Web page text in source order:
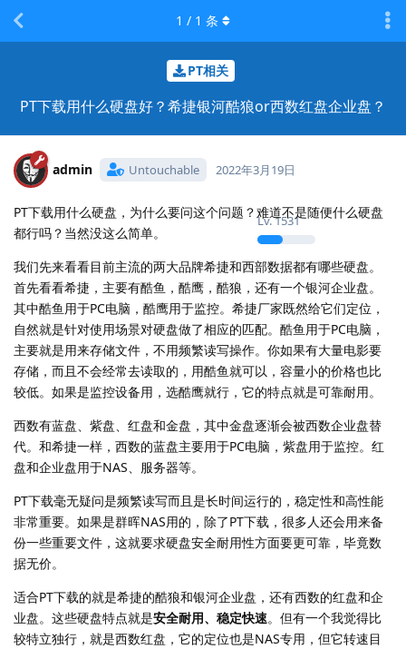
PT相关
PT下载用什么硬盘好？希捷银河酷狼or西数红盘企业盘？
1 / 1 条
admin Untouchable
Lv.1531
2022年3月19日
PT下载用什么硬盘，为什么要问这个问题？难道不是随便什么硬盘
都行吗？当然没这么简单。
我们先来看看目前主流的两大品牌希捷和西部数据都有哪些硬盘。
首先看看希捷，主要有酷鱼，酷鹰，酷狼，还有一个银河企业盘。
其中酷鱼用于PC电脑，酷鹰用于监控。希捷厂家既然给它们定位，
自然就是针对使用场景对硬盘做了相应的匹配。酷鱼用于PC电脑，
主要就是用来存储文件，不用频繁读写操作。你如果有大量电影要
存储，而且不会经常去读取的，用酷鱼就可以，容量小的价格也比
较低。如果是监控设备用，选酷鹰就行，它的特点就是可靠耐用。
西数有蓝盘、紫盘、红盘和金盘，其中金盘逐渐会被西数企业盘替
代。和希捷一样，西数的蓝盘主要用于PC电脑，紫盘用于监控。红
盘和企业盘用于NAS、服务器等。
PT下载毫无疑问是频繁读写而且是长时间运行的，稳定性和高性能
非常重要。如果是群晖NAS用的，除了PT下载，很多人还会用来备
份一些重要文件，这就要求硬盘安全耐用性方面要更可靠，毕竟数
据无价。
适合PT下载的就是希捷的酷狼和银河企业盘，还有西数的红盘和企
业盘。这些硬盘特点就是安全耐用、稳定快速。但有一个我觉得比
较特立独行，就是西数红盘，它的定位也是NAS专用，但它转速目